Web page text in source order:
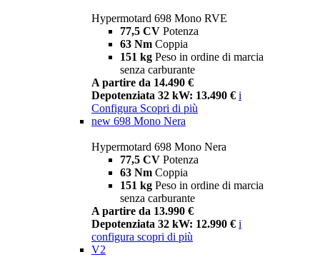
Hypermotard 698 Mono RVE
77,5 CV Potenza
63 Nm Coppia
151 kg Peso in ordine di marcia
senza carburante
A partire da 14.490 €
Depotenziata 32 kW: 13.490 € i
Configura Scopri di più
new 698 Mono Nera
Hypermotard 698 Mono Nera
77,5 CV Potenza
63 Nm Coppia
151 kg Peso in ordine di marcia
senza carburante
A partire da 13.990 €
Depotenziata 32 kW: 12.990 € i
configura scopri di più
V2